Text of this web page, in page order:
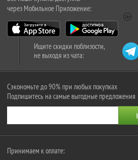
через Мобильное Приложение:
Ищите скидки поблизости,
не выходя из чата:
Сэкономьте до 90% при любых покупках
Подпишитесь на самые выгодные предложения
Принимаем к оплате: